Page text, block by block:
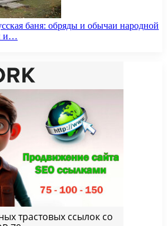
баня: обряды и обычаи народной
и…